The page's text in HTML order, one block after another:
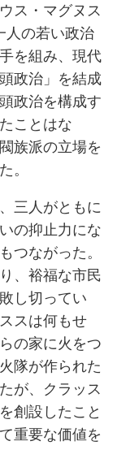
ス・マグヌス
の若い政治
を組み、現代
政治」を結成
政治を構成す
ことはな
族派の立場を
。
三人がともに
の抑止力にな
つながった。
、裕福な市民
し切ってい
スは何もせ
の家に火をつ
隊が作られた
が、クラッス
創設したこと
重要な価値を